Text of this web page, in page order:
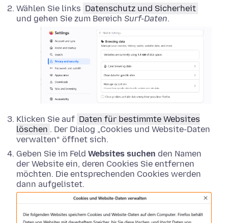
Wählen Sie links Datenschutz und Sicherheit
und gehen Sie zum Bereich Surf-Daten.
Klicken Sie auf Daten für bestimmte Websites
löschen . Der Dialog „Cookies und Website-Daten
verwalten“ öffnet sich.
Geben Sie im Feld Websites suchen den Namen
der Website ein, deren Cookies Sie entfernen
möchten. Die entsprechenden Cookies werden
dann aufgelistet.